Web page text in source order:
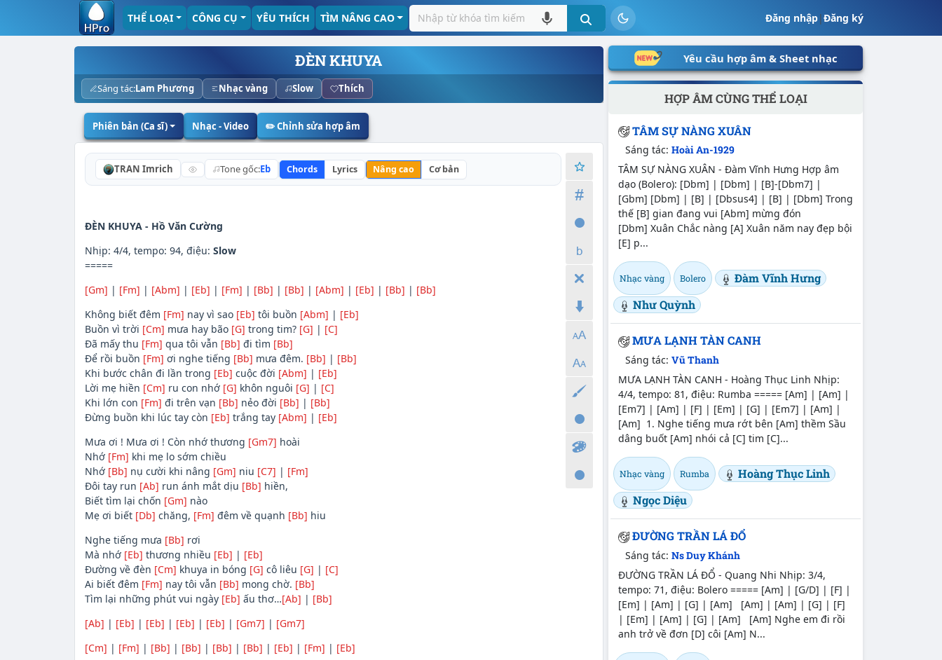
Đăng nhập|Đăng ký
THỂ LOẠI CÔNG CỤ YÊU THÍCH TÌM NÂNG CAO
ĐÈN KHUYA
Sáng tác:Lam Phương Nhạc vàng Slow Thích
Phiên bản (Ca sĩ) Nhạc - Video ✏️ Chỉnh sửa hợp âm
TRAN Imrich Tone gốc:Eb Chords Lyrics Nâng cao Cơ bản
ĐÈN KHUYA - Hồ Văn Cường
Nhịp: 4/4, tempo: 94, điệu: Slow
=====
[Gm] | [Fm] | [Abm] | [Eb] | [Fm] | [Bb] | [Bb] | [Abm] | [Eb] | [Bb] | [Bb]
Không biết đêm [Fm] nay vì sao [Eb] tôi buồn [Abm] | [Eb]
Buồn vì trời [Cm] mưa hay bão [G] trong tim? [G] | [C]
Đã mấy thu [Fm] qua tôi vẫn [Bb] đi tìm [Bb]
Để rồi buồn [Fm] ơi nghe tiếng [Bb] mưa đêm. [Bb] | [Bb]
Khi bước chân đi lần trong [Eb] cuộc đời [Abm] | [Eb]
Lời mẹ hiền [Cm] ru con nhớ [G] khôn nguôi [G] | [C]
Khi lớn con [Fm] đi trên vạn [Bb] nẻo đời [Bb] | [Bb]
Đừng buồn khi lúc tay còn [Eb] trắng tay [Abm] | [Eb]
Mưa ơi ! Mưa ơi ! Còn nhớ thương [Gm7] hoài
Nhớ [Fm] khi mẹ lo sớm chiều
Nhớ [Bb] nụ cười khi nâng [Gm] niu [C7] | [Fm]
Đôi tay run [Ab] run ánh mắt dịu [Bb] hiền,
Biết tìm lại chốn [Gm] nào
Mẹ ơi biết [Db] chăng, [Fm] đêm về quạnh [Bb] hiu
Nghe tiếng mưa [Bb] rơi
Mà nhớ [Eb] thương nhiều [Eb] | [Eb]
Đường về đèn [Cm] khuya in bóng [G] cô liêu [G] | [C]
Ai biết đêm [Fm] nay tôi vẫn [Bb] mong chờ. [Bb]
Tìm lại những phút vui ngày [Eb] ấu thơ…[Ab] | [Bb]
[Ab] | [Eb] | [Eb] | [Eb] | [Eb] | [Gm7] | [Gm7]
[Cm] | [Fm] | [Bb] | [Bb] | [Bb] | [Bb] | [Eb] | [Fm] | [Eb]
Yêu cầu hợp âm & Sheet nhạc
HỢP ÂM CÙNG THỂ LOẠI
TÂM SỰ NÀNG XUÂN
Sáng tác:Hoài An-1929
TÂM SỰ NÀNG XUÂN - Đàm Vĩnh Hưng Hợp âm
dạo (Bolero): [Dbm] | [Dbm] | [B]-[Dbm7] |
[Gbm] [Dbm] | [B] | [Dbsus4] | [B] | [Dbm] Trong
thế [B] gian đang vui [Abm] mừng đón
[Dbm] Xuân Chắc nàng [A] Xuân năm nay đẹp bội
[E] p...
Nhạc vàng Bolero
Đàm Vĩnh Hưng
Như Quỳnh
MƯA LẠNH TÀN CANH
Sáng tác:Vũ Thanh
MƯA LẠNH TÀN CANH - Hoàng Thục Linh Nhịp:
4/4, tempo: 81, điệu: Rumba ===== [Am] | [Am] |
[Em7] | [Am] | [F] | [Em] | [G] | [Em7] | [Am] |
[Am] 1. Nghe tiếng mưa rớt bên [Am] thềm Sầu
dâng buốt [Am] nhói cả [C] tim [C]...
Nhạc vàng Rumba
Hoàng Thục Linh
Ngọc Diệu
ĐƯỜNG TRẦN LÁ ĐỔ
Sáng tác:Ns Duy Khánh
ĐƯỜNG TRẦN LÁ ĐỔ - Quang Nhi Nhịp: 3/4,
tempo: 71, điệu: Bolero ===== [Am] | [G/D] | [F] |
[Em] | [Am] | [G] | [Am] [Am] | [Am] | [G] | [F]
| [Em] | [Am] | [G] | [Am] [Am] Nghe em đi rồi
anh trở về đơn [D] côi [Am] N...